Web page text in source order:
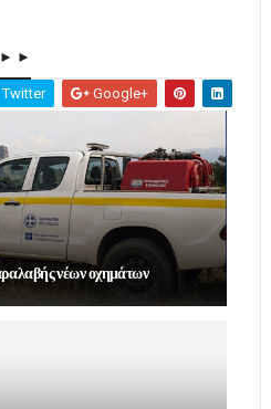
► ►
Twitter Google+
νέων οχημάτων